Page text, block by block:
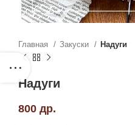
Главная Закуски Надуги
Надуги
800 др.